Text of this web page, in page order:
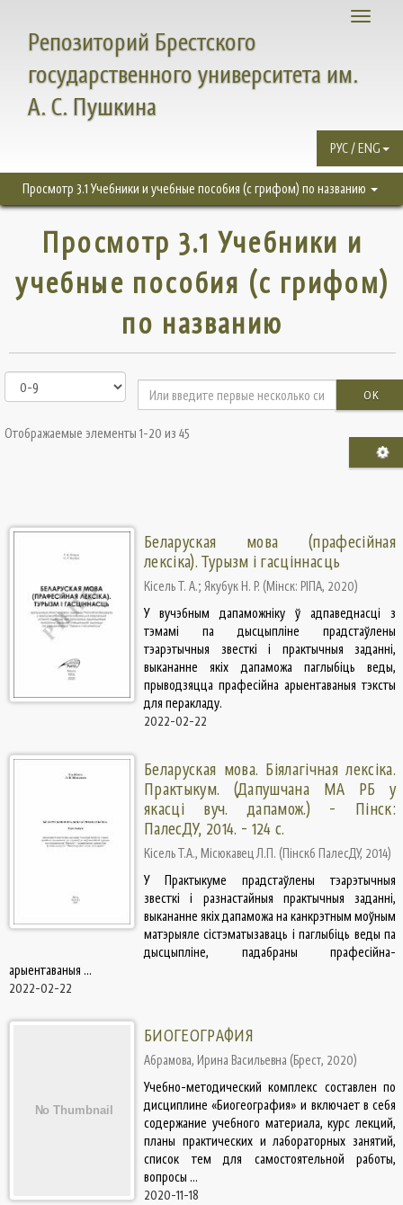
Toggle
Репозиторий Брестского
государственного университета им.
А. С. Пушкина
РУС / ENG
Просмотр 3.1 Учебники и учебные пособия (с грифом) по названию
Просмотр 3.1 Учебники и
учебные пособия (с грифом)
по названию
OK
Отображаемые элементы 1-20 из 45
Беларуская мова (прафесійная
лексіка). Турызм і гасціннасць
Кісель Т. А.; Якубук Н. Р. (Мінск: РІПА, 2020)
У вучэбным дапаможніку ў адпаведнасці з
тэмамі па дысцыпліне прадстаўлены
тэарэтычныя звесткі і практычныя заданні,
выкананне якіх дапаможа паглыбіць веды,
прыводзяцца прафесійна арыентаваныя тэксты
для перакладу.
2022-02-22
Беларуская мова. Біялагічная лексіка.
Практыкум. (Дапушчана МА РБ у
якасці вуч. дапамож.) - Пінск:
ПалесДУ, 2014. - 124 с.
Кісель Т.А., Місюкавец Л.П. (Пінск6 ПалесДУ, 2014)
У Практыкуме прадстаўлены тэарэтычныя
звесткі і разнастайныя практычныя заданні,
выкананне якіх дапаможа на канкрэтным моўным
матэрыяле сістэматызаваць і паглыбіць веды па
дысцыпліне, падабраны прафесійна-
арыентаваныя ...
2022-02-22
БИОГЕОГРАФИЯ
Абрамова, Ирина Васильевна (Брест, 2020)
Учебно-методический комплекс составлен по
дисциплине «Биогеография» и включает в себя
содержание учебного материала, курс лекций,
планы практических и лабораторных занятий,
список тем для самостоятельной работы,
вопросы ...
2020-11-18